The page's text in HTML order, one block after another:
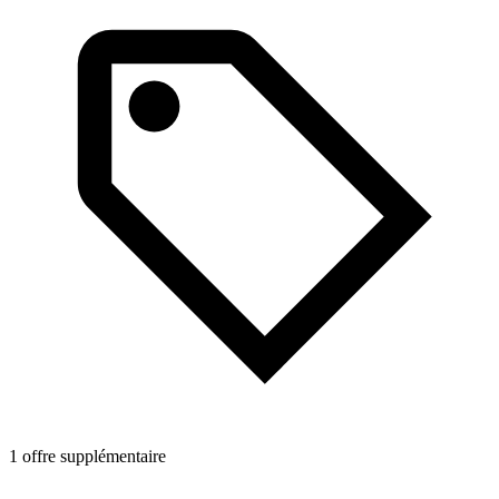
1 offre supplémentaire